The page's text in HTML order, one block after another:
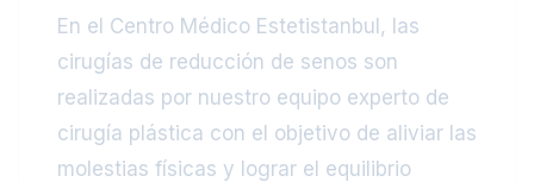
En el Centro Médico Estetistanbul, las
cirugías de reducción de senos son
realizadas por nuestro equipo experto de
cirugía plástica con el objetivo de aliviar las
molestias físicas y lograr el equilibrio